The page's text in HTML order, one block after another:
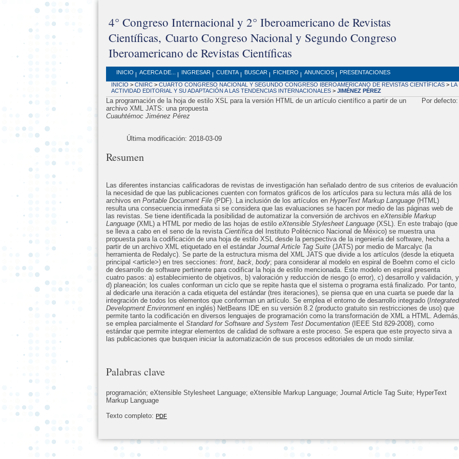
4° Congreso Internacional y 2° Iberoamericano de Revistas
Científicas, Cuarto Congreso Nacional y Segundo Congreso
Iberoamericano de Revistas Científicas
INICIO ACERCA DE... INGRESAR CUENTA BUSCAR FICHERO ANUNCIOS PRESENTACIONES
INICIO > CNIRC > CUARTO CONGRESO NACIONAL Y SEGUNDO CONGRESO IBEROAMERICANO DE REVISTAS CIENTÍFICAS > LA
ACTIVIDAD EDITORIAL Y SU ADAPTACIÓN A LAS TENDENCIAS INTERNACIONALES > JIMÉNEZ PÉREZ
Por
La programación de la hoja de estilo XSL para la versión HTML de un artículo científico a partir de un
archivo XML JATS: una propuesta
Cuauhtémoc Jiménez Pérez
Última modificación: 2018-03-09
Resumen
Las diferentes instancias calificadoras de revistas de investigación han señalado dentro de sus criterios de evaluación
la necesidad de que las publicaciones cuenten con formatos gráficos de los artículos para su lectura más allá de los
archivos en Portable Document File (PDF). La inclusión de los artículos en HyperText Markup Language (HTML)
resulta una consecuencia inmediata si se considera que las evaluaciones se hacen por medio de las páginas web de
las revistas. Se tiene identificada la posibilidad de automatizar la conversión de archivos en eXtensible Markup
Language (XML) a HTML por medio de las hojas de estilo eXtensible Stylesheet Language (XSL). En este trabajo (que
se lleva a cabo en el seno de la revista Científica del Instituto Politécnico Nacional de México) se muestra una
propuesta para la codificación de una hoja de estilo XSL desde la perspectiva de la ingeniería del software, hecha a
partir de un archivo XML etiquetado en el estándar Journal Article Tag Suite (JATS) por medio de Marcalyc (la
herramienta de Redalyc). Se parte de la estructura misma del XML JATS que divide a los artículos (desde la etiqueta
principal <article>) en tres secciones: front back body; para considerar al modelo en espiral de Boehm como el ciclo
de desarrollo de software pertinente para codificar la hoja de estilo mencionada. Este modelo en espiral presenta
cuatro pasos: a) establecimiento de objetivos, b) valoración y reducción de riesgo (o error), c) desarrollo y validación, y
d) planeación; los cuales conforman un ciclo que se repite hasta que el sistema o programa está finalizado. Por tanto,
al dedicarle una iteración a cada etiqueta del estándar (tres iteraciones), se piensa que en una cuarta se puede dar la
integración de todos los elementos que conforman un artículo. Se emplea el entorno de desarrollo integrado (Integrated
Development Environment en inglés) NetBeans IDE en su versión 8.2 (producto gratuito sin restricciones de uso) que
permite tanto la codificación en diversos lenguajes de programación como la transformación de XML a HTML.
se emplea parcialmente el Standard for Software and System Test Documentation (IEEE Std 829-2008), como
estándar que permite integrar elementos de calidad de software a este proceso. Se espera que este proyecto sirva a
las publicaciones que busquen iniciar la automatización de sus procesos editoriales de un modo similar.
Palabras clave
programación; eXtensible Stylesheet Language; eXtensible Markup Language; Journal Article Tag Suite; HyperText
Markup Language
Texto completo: PDF